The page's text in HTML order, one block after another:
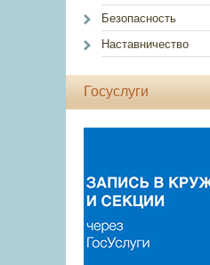
Безопасность
Наставничество
Госуслуги